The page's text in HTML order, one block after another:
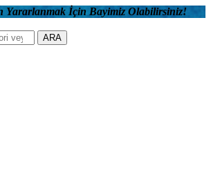
Yararlanmak İçin Bayimiz Olabilirsiniz!
ARA